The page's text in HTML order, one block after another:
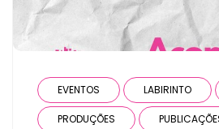
EVENTOS LABIRINTO
PRODUÇÕES